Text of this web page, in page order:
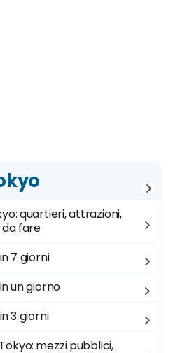
quartieri, attrazioni,
fare
7 giorni
un giorno
3 giorni
mezzi pubblici,